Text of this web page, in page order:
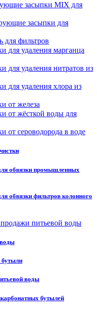
засыпки MIX для
засыпки для
для фильтров
для удаления марганца
для удаления нитратов из
для удаления хлора из
от железа
от жёсткой воды для
от сероводорода в воде
обвязки промышленных
обвязки фильтров колонного
питьевой воды
бутыли
воды
бутылей